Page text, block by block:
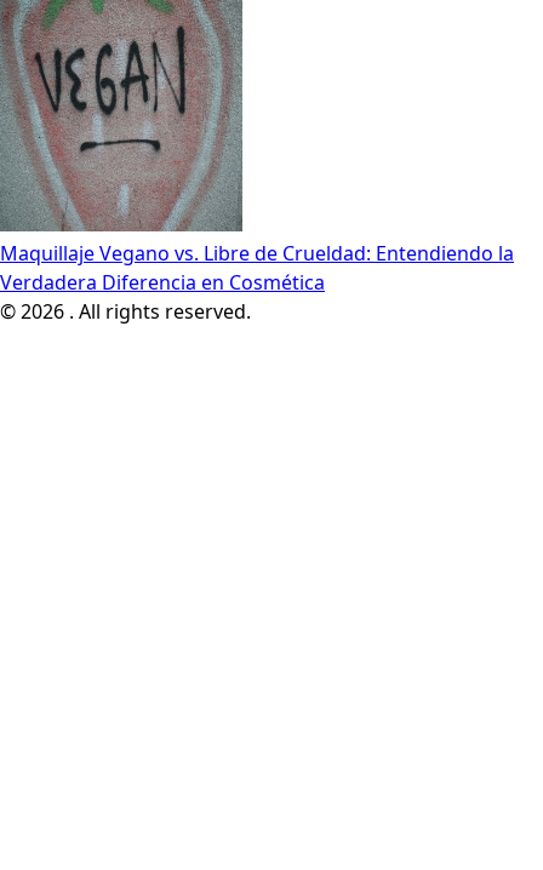
Maquillaje Vegano vs. Libre de Crueldad: Entendiendo la
Verdadera Diferencia en Cosmética
© 2026 . All rights reserved.